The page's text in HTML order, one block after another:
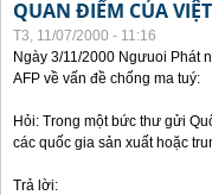
QUAN ĐIỂM CỦA
T3, 11/07/2000 - 11:16
Ngày 3/11/2000 Ngưuoi Phát
AFP về vấn đề chống ma tuý:
Hỏi: Trong một bức thư gửi
các quốc gia sản xuất hoặc
Trả lời: